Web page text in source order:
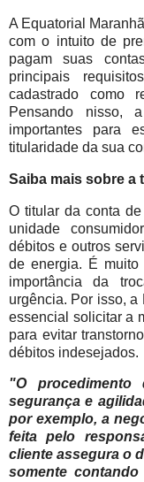
A Equatorial
com o intuito de
pagam suas
principais
cadastrado como
Pensando nisso,
importantes para
titularidade da sua
Saiba mais sobre a
O titular da conta
unidade
débitos e outros
de energia. É muito
importância da
urgência. Por isso, a
essencial solicitar a
para evitar
débitos indesejados.
"O
segurança e
por exemplo, a
feita pelo
cliente assegura o
somente